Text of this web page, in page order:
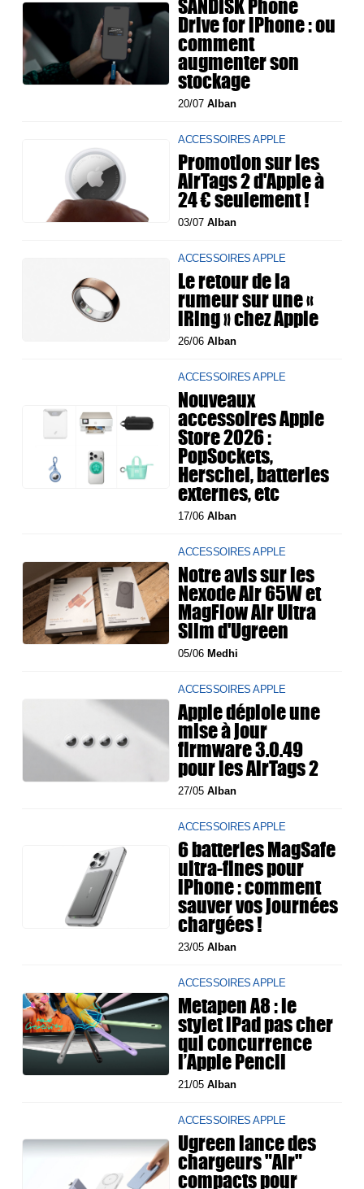
SANDISK Phone
Drive for iPhone : ou
comment
augmenter son
stockage
20/07Alban
ACCESSOIRES APPLE
Promotion sur les
AirTags 2 d'Apple à
24 € seulement !
03/07Alban
ACCESSOIRES APPLE
Le retour de la
rumeur sur une «
iRing » chez Apple
26/06Alban
ACCESSOIRES APPLE
Nouveaux
accessoires Apple
Store 2026 :
PopSockets,
Herschel, batteries
externes, etc
17/06Alban
ACCESSOIRES APPLE
Notre avis sur les
Nexode Air 65W et
MagFlow Air Ultra
Slim d'Ugreen
05/06 Medhi
ACCESSOIRES APPLE
Apple déploie une
mise à jour
firmware 3.0.49
pour les AirTags 2
27/05Alban
ACCESSOIRES APPLE
6 batteries MagSafe
ultra-fines pour
iPhone : comment
sauver vos journées
chargées !
23/05Alban
ACCESSOIRES APPLE
Metapen A8 : le
stylet iPad pas cher
qui concurrence
l’Apple Pencil
21/05Alban
ACCESSOIRES APPLE
Ugreen lance des
chargeurs "Air"
compacts pour